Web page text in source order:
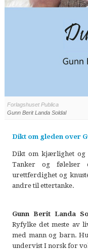
Forlagshuset Publica
Gunn Berit Landa Soldal
Dikt om gleden over
Dikt om kjærlighet og
Tanker og følelser
urettferdighet og
andre til ettertanke.
Gunn Berit Landa
Ryfylke det meste av
med mann og barn.
undervist I norsk for